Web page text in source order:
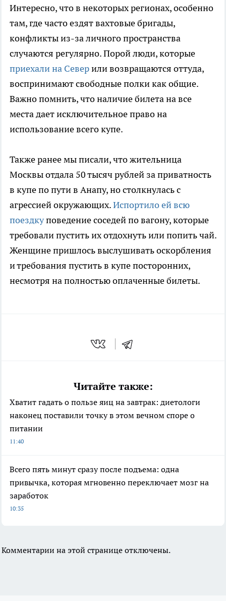
Интересно, что в некоторых регионах, особенно
там, где часто ездят вахтовые бригады,
конфликты из-за личного пространства
случаются регулярно. Порой люди, которые
приехали на Северили возвращаются оттуда,
воспринимают свободные полки как общие.
Важно помнить, что наличие билета на все
места дает исключительное право на
использование всего купе.
Также ранее мы писали, что жительница
Москвы отдала 50 тысяч рублей за приватность
в купе по пути в Анапу, но столкнулась с
агрессией окружающих.Испортило ей всю
поездкуповедение соседей по вагону, которые
требовали пустить их отдохнуть или попить чай.
Женщине пришлось выслушивать оскорбления
и требования пустить в купе посторонних,
несмотря на полностью оплаченные билеты.
Читайте также:
Хватит гадать о пользе яиц на завтрак: диетологи
наконец поставили точку в этом вечном споре о
питании
11:40
Всего пять минут сразу после подъема: одна
привычка, которая мгновенно переключает мозг на
заработок
10:35
Комментарии на этой странице отключены.